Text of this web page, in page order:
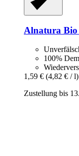
Alnatura
100%
1,59 € (4,82 € / l)
Zustellung bis